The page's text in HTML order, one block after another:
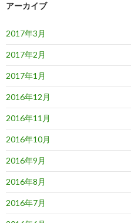
アーカイブ
2017年3月
2017年2月
2017年1月
2016年12月
2016年11月
2016年10月
2016年9月
2016年8月
2016年7月